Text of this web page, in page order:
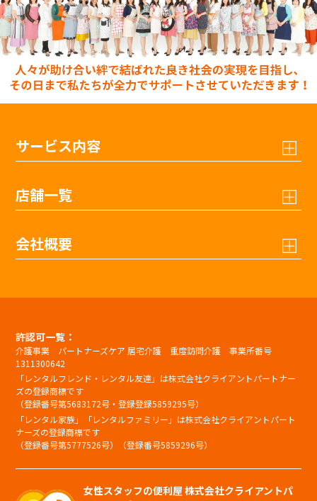
サービス内容
店舗一覧
会社概要
許認可一覧：
介護事業 パートナーズケア 居宅介護 重度訪問介護 事業所番号
1311300642
「レンタルフレンド・レンタル友達」は株式会社クライアントパートナー
ズの登録商標です
（登録番号第5683172号・登録登録5859295号）
「レンタル家族」「レンタルファミリー」は株式会社クライアントパート
ナーズの登録商標です
（登録番号第5777526号）（登録番号5859296号）
女性スタッフの便利屋 株式会社クライアントパ